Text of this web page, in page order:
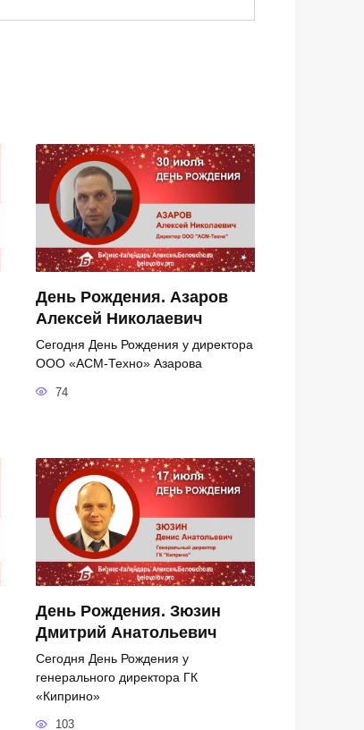
День Рождения. Азаров
Алексей Николаевич
Сегодня День Рождения у директора
ООО «АСМ-Техно» Азарова
74
День Рождения. Зюзин
Дмитрий Анатольевич
Сегодня День Рождения у
генерального директора ГК
«Киприно»
103